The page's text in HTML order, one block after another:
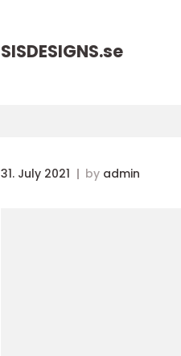
SISDESIGNS.se
31. July 2021 by admin